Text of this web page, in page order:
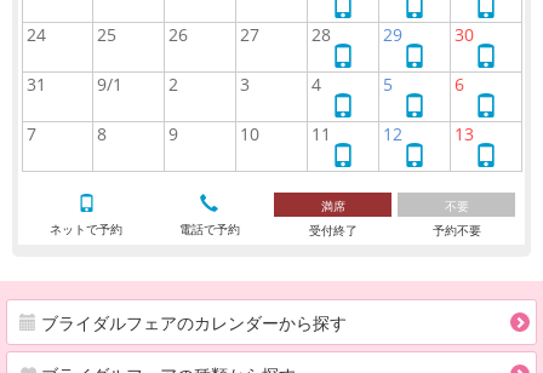
で
約
で
約
で
約
ッ
で
約
ッ
で
約
ッ
で
約
24 25 26 27 28
ッ
で
約
29
ッ
で
約
30
ッ
で
約
31 9/1 2 3 4
ッ
で
予
約
5
ッ
で
予
約
6
ッ
で
予
約
7 8 9 10 11
ッ
ト
で
約
12
ッ
ト
で
約
13
ッ
ト
で
約
ネットで予約 電話で予約
満席
受付終了
不要
予約不要
ブライダルフェアのカレンダーから探す